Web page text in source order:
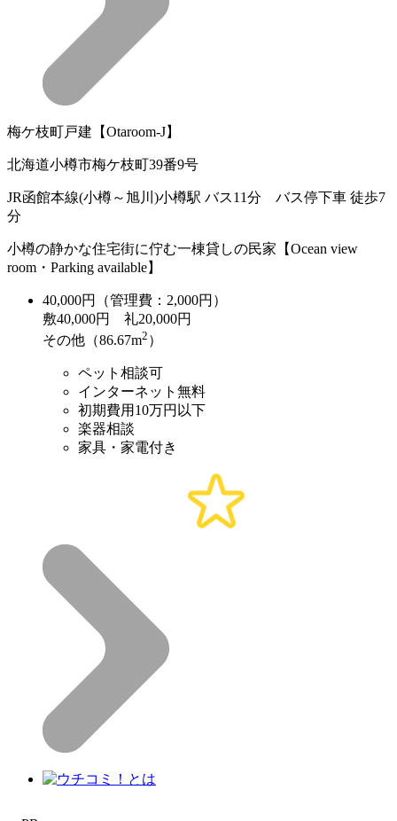
梅ケ枝町戸建【Otaroom-J】
北海道小樽市梅ケ枝町39番9号
JR函館本線(小樽～旭川)小樽駅 バス11分 バス停下車 徒歩7
分
小樽の静かな住宅街に佇む一棟貸しの民家【Ocean view
room・Parking available】
40,000円（管理費：2,000円）
敷40,000円 礼20,000円
その他（86.67m2 ）
ペット相談可
インターネット無料
初期費用10万円以下
楽器相談
家具・家電付き